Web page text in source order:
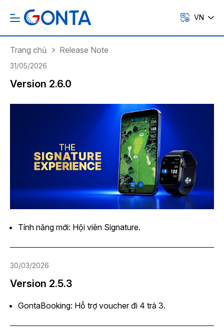
VN
Trang chủ Release Note
31/05/2026
Version 2.6.0
Tính năng mới: Hội viên Signature.
30/03/2026
Version 2.5.3
GontaBooking: Hỗ trợ voucher đi 4 trả 3.